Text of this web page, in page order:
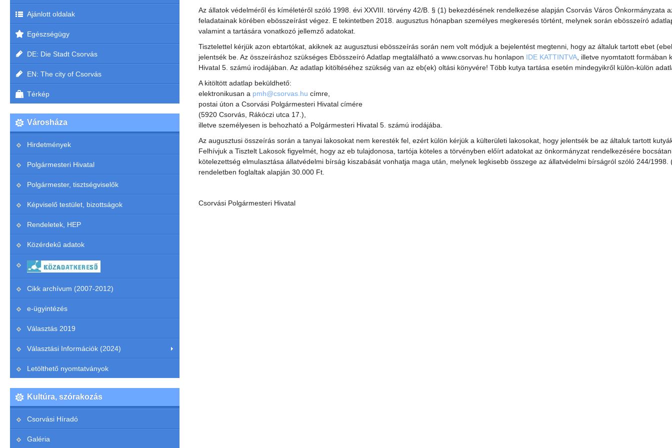
Az állatok védelméről és kíméletéről szóló 1998. évi XXVIII. törvény 42/B. § (1) bekezdésének rendelkezése alapján Csorvás Város Önkormányzata
feladatainak körében ebösszeírást végez. E tekintetben 2018. augusztus hónapban személyes megkeresés történt, melynek során ebösszeíró
valamint a tartására vonatkozó jellemző adatokat.
Tisztelettel kérjük azon ebtartókat, akiknek az augusztusi ebösszeírás során nem volt módjuk a bejelentést megtenni, hogy az általuk tartott ebet
jelentsék be. Az összeíráshoz szükséges Ebösszeíró Adatlap megtalálható a www.csorvas.hu honlapon IDE KATTINTVA, illetve nyomtatott formában
Hivatal 5. számú irodájában. Az adatlap kitöltéséhez szükség van az eb(ek) oltási könyvére! Több kutya tartása esetén mindegyikről külön-külön
A kitöltött adatlap beküldhető:
elektronikusan a pmh@csorvas.hu címre,
postai úton a Csorvási Polgármesteri Hivatal címére
(5920 Csorvás, Rákóczi utca 17.),
illetve személyesen is behozható a Polgármesteri Hivatal 5. számú irodájába.
Az augusztusi összeírás során a tanyai lakosokat nem keresték fel, ezért külön kérjük a külterületi lakosokat, hogy jelentsék be az általuk tartott
Felhívjuk a Tisztelt Lakosok figyelmét, hogy az eb tulajdonosa, tartója köteles a törvényben előírt adatokat az önkormányzat rendelkezésére
kötelezettség elmulasztása állatvédelmi bírság kiszabását vonhatja maga után, melynek legkisebb összege az állatvédelmi bírságról szóló 244/1998.
rendeletben foglaltak alapján 30.000 Ft.
Csorvási Polgármesteri Hivatal
Ajánlott oldalak
Egészségügy
DE: Die Stadt Csorvás
EN: The city of Csorvás
Térkép
Városháza
Hirdetmények
Polgármesteri Hivatal
Polgármester, tisztségviselők
Képviselő testület, bizottságok
Rendeletek, HEP
Közérdekű adatok
Cikk archívum (2007-2012)
e-ügyintézés
Választás 2019
Választási Információk (2024)
Letölthető nyomtatványok
Kultúra, szórakozás
Csorvási Híradó
Galéria